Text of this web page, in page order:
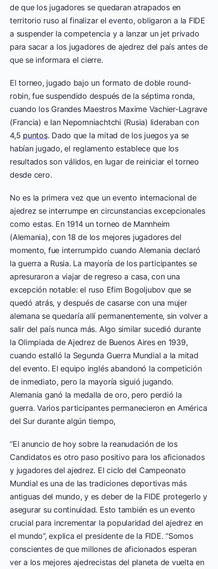
de que los jugadores se quedaran atrapados en
territorio ruso al finalizar el evento, obligaron a la FIDE
a suspender la competencia y a lanzar un jet privado
para sacar a los jugadores de ajedrez del país antes de
que se informara el cierre.
El torneo, jugado bajo un formato de doble round-
robin, fue suspendido después de la séptima ronda,
cuando los Grandes Maestros Maxime Vachier-Lagrave
(Francia) e Ian Nepomniachtchi (Rusia) lideraban con
4,5 puntos. Dado que la mitad de los juegos ya se
habían jugado, el reglamento establece que los
resultados son válidos, en lugar de reiniciar el torneo
desde cero.
No es la primera vez que un evento internacional de
ajedrez se interrumpe en circunstancias excepcionales
como estas. En 1914 un torneo de Mannheim
(Alemania), con 18 de los mejores jugadores del
momento, fue interrumpido cuando Alemania declaró
la guerra a Rusia. La mayoría de los participantes se
apresuraron a viajar de regreso a casa, con una
excepción notable: el ruso Efim Bogoljubov que se
quedó atrás, y después de casarse con una mujer
alemana se quedaría allí permanentemente, sin volver a
salir del país nunca más. Algo similar sucedió durante
la Olimpiada de Ajedrez de Buenos Aires en 1939,
cuando estalló la Segunda Guerra Mundial a la mitad
del evento. El equipo inglés abandonó la competición
de inmediato, pero la mayoría siguió jugando.
Alemania ganó la medalla de oro, pero perdió la
guerra. Varios participantes permanecieron en América
del Sur durante algún tiempo,
“El anuncio de hoy sobre la reanudación de los
Candidatos es otro paso positivo para los aficionados
y jugadores del ajedrez. El ciclo del Campeonato
Mundial es una de las tradiciones deportivas más
antiguas del mundo, y es deber de la FIDE protegerlo y
asegurar su continuidad. Esto también es un evento
crucial para incrementar la popularidad del ajedrez en
el mundo”, explica el presidente de la FIDE. “Somos
conscientes de que millones de aficionados esperan
ver a los mejores ajedrecistas del planeta de vuelta en